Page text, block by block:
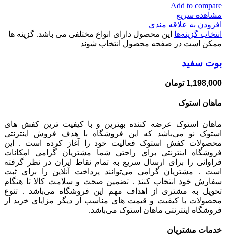
Add to compare
مشاهده سریع
افزودن به علاقه مندی
انتخاب گزینه‌ها این محصول دارای انواع مختلفی می باشد. گزینه ها
ممکن است در صفحه محصول انتخاب شوند
بوت سفید
1,198,000 تومان
ماهان استوک
ماهان استوک عرضه کننده بهترین و با کیفیت ترین کفش های
استوک نو می‌باشد که این فروشگاه با هدف فروش اینترنتی
محصولات کفش استوک فعالیت خود را آغاز کرده است . این
فروشگاه اینترنتی برای راحتی شما مشتریان گرامی امکانات
فراوانی را برای ارسال سریع به تمام نقاط ایران در نظر گرفته
است . مشتریان گرامی می‌توانند پرداخت آنلاین را برای ثبت
سفارش خود انتخاب کنند . تضمین صحت و سلامت کالا تا هنگام
تحویل به مشتری از اهداف مهم این فروشگاه می‌باشد . تنوع
محصولات با کیفیت و قیمت های مناسب از دیگر مزایای خرید از
فروشگاه اینترنتی ماهان استوک می‌باشد.
خدمات مشتریان